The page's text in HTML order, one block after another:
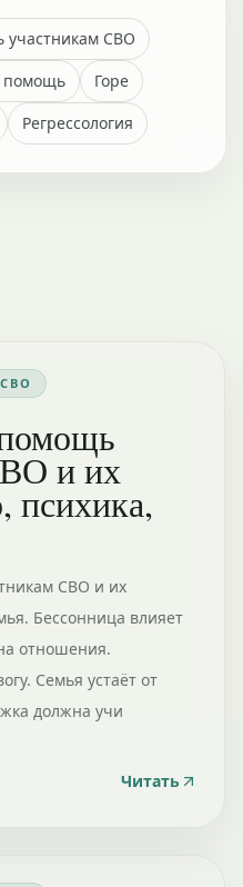
участникам СВО
помощь
Горе
Регрессология
и их
психика,
СВО и их
Бессонница влияет
отношения.
Семья устаёт от
должна учи
Читать